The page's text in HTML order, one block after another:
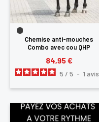
Chemise anti-mouches
Combo avec cou QHP
84,95 €
5 / 5 - 1 avis